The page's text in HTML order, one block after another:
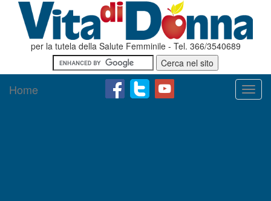
per la tutela della Salute Femminile - Tel. 366/3540689
Home